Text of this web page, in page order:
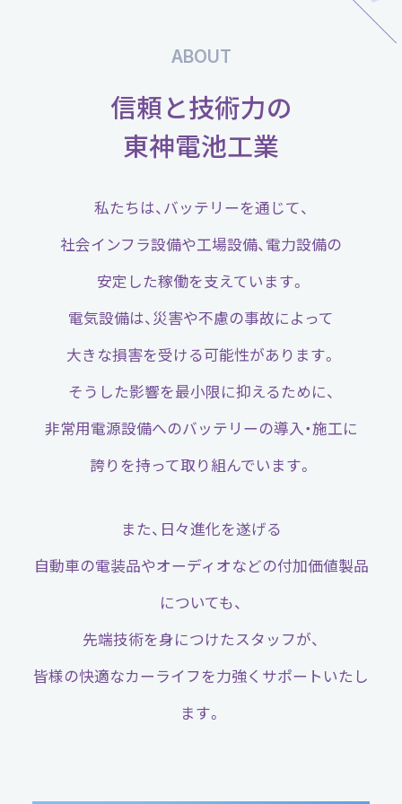
ABOUT
信頼と技術力の
東神電池工業
私たちは、バッテリーを通じて、
社会インフラ設備や工場設備、電力設備の
安定した稼働を支えています。
電気設備は、災害や不慮の事故によって
大きな損害を受ける可能性があります。
そうした影響を最小限に抑えるために、
非常用電源設備へのバッテリーの導入・施工に
誇りを持って取り組んでいます。
また、日々進化を遂げる
自動車の電装品やオーディオなどの付加価値製品
についても、
先端技術を身につけたスタッフが、
皆様の快適なカーライフを力強くサポートいたし
ます。